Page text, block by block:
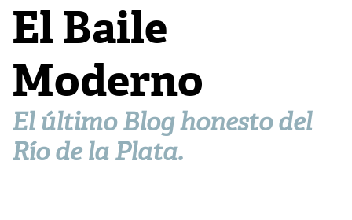
El Baile
Moderno
El último Blog honesto del
Río de la Plata.